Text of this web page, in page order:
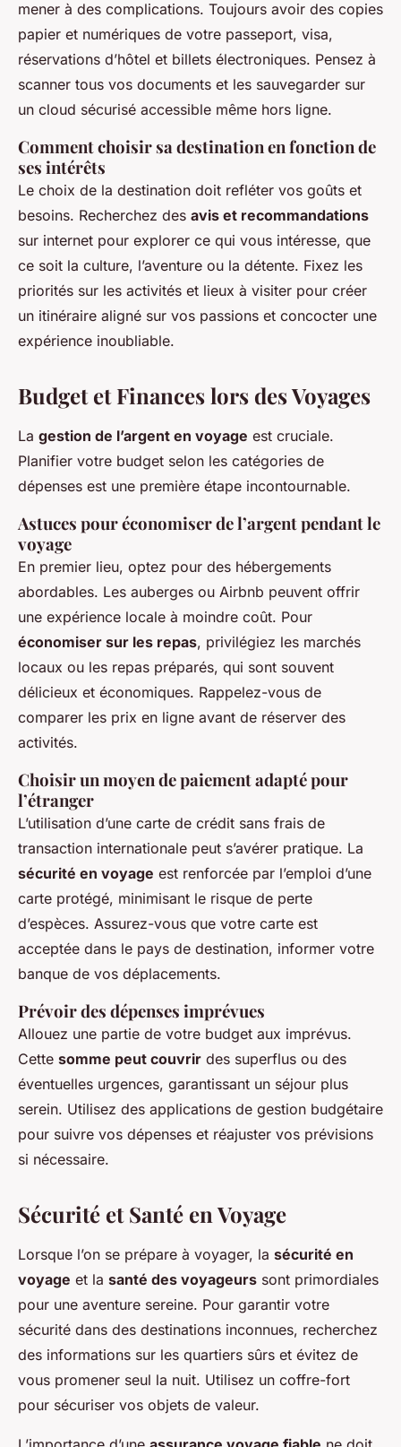
mener à des complications. Toujours avoir des copies
papier et numériques de votre passeport, visa,
réservations d’hôtel et billets électroniques. Pensez à
scanner tous vos documents et les sauvegarder sur
un cloud sécurisé accessible même hors ligne.
Comment choisir sa destination en fonction de
ses intérêts
Le choix de la destination doit refléter vos goûts et
besoins. Recherchez des avis et recommandations
sur internet pour explorer ce qui vous intéresse, que
ce soit la culture, l’aventure ou la détente. Fixez les
priorités sur les activités et lieux à visiter pour créer
un itinéraire aligné sur vos passions et concocter une
expérience inoubliable.
Budget et Finances lors des Voyages
La gestion de l’argent en voyage est cruciale.
Planifier votre budget selon les catégories de
dépenses est une première étape incontournable.
Astuces pour économiser de l’argent pendant le
voyage
En premier lieu, optez pour des hébergements
abordables. Les auberges ou Airbnb peuvent offrir
une expérience locale à moindre coût. Pour
économiser sur les repas, privilégiez les marchés
locaux ou les repas préparés, qui sont souvent
délicieux et économiques. Rappelez-vous de
comparer les prix en ligne avant de réserver des
activités.
Choisir un moyen de paiement adapté pour
l’étranger
L’utilisation d’une carte de crédit sans frais de
transaction internationale peut s’avérer pratique. La
sécurité en voyage est renforcée par l’emploi d’une
carte protégé, minimisant le risque de perte
d’espèces. Assurez-vous que votre carte est
acceptée dans le pays de destination, informer votre
banque de vos déplacements.
Prévoir des dépenses imprévues
Allouez une partie de votre budget aux imprévus.
Cette somme peut couvrir des superflus ou des
éventuelles urgences, garantissant un séjour plus
serein. Utilisez des applications de gestion budgétaire
pour suivre vos dépenses et réajuster vos prévisions
si nécessaire.
Sécurité et Santé en Voyage
Lorsque l’on se prépare à voyager, la sécurité en
voyage et la santé des voyageurs sont primordiales
pour une aventure sereine. Pour garantir votre
sécurité dans des destinations inconnues, recherchez
des informations sur les quartiers sûrs et évitez de
vous promener seul la nuit. Utilisez un coffre-fort
pour sécuriser vos objets de valeur.